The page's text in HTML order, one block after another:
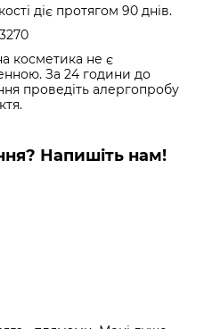
діє протягом 90 днів.
косметика не є
За 24 години до
проведіть алергопробу
Напишіть нам!